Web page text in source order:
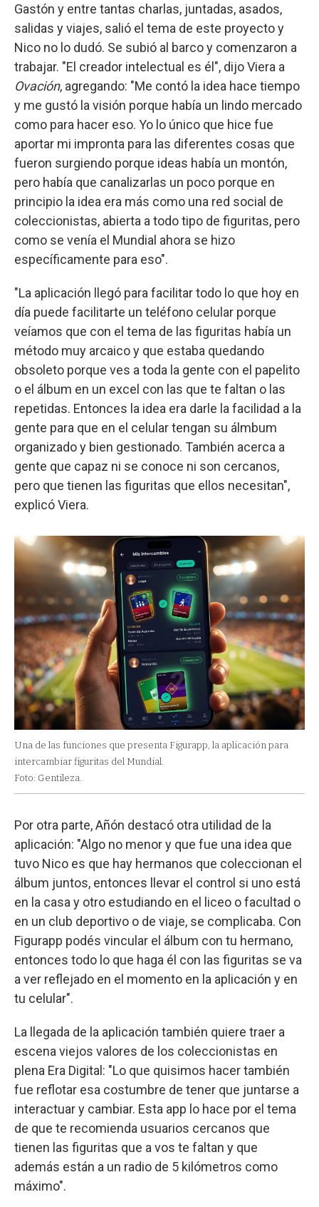
Gastón y entre tantas charlas, juntadas, asados,
salidas y viajes, salió el tema de este proyecto y
Nico no lo dudó. Se subió al barco y comenzaron a
trabajar. "El creador intelectual es él", dijo Viera a
Ovación, agregando: "Me contó la idea hace tiempo
y me gustó la visión porque había un lindo mercado
como para hacer eso. Yo lo único que hice fue
aportar mi impronta para las diferentes cosas que
fueron surgiendo porque ideas había un montón,
pero había que canalizarlas un poco porque en
principio la idea era más como una red social de
coleccionistas, abierta a todo tipo de figuritas, pero
como se venía el Mundial ahora se hizo
específicamente para eso".
"La aplicación llegó para facilitar todo lo que hoy en
día puede facilitarte un teléfono celular porque
veíamos que con el tema de las figuritas había un
método muy arcaico y que estaba quedando
obsoleto porque ves a toda la gente con el papelito
o el álbum en un excel con las que te faltan o las
repetidas. Entonces la idea era darle la facilidad a la
gente para que en el celular tengan su álmbum
organizado y bien gestionado. También acerca a
gente que capaz ni se conoce ni son cercanos,
pero que tienen las figuritas que ellos necesitan",
explicó Viera.
Una de las funciones que presenta Figurapp, la aplicación para
intercambiar figuritas del Mundial.
Foto: Gentileza.
Por otra parte, Añón destacó otra utilidad de la
aplicación: "Algo no menor y que fue una idea que
tuvo Nico es que hay hermanos que coleccionan el
álbum juntos, entonces llevar el control si uno está
en la casa y otro estudiando en el liceo o facultad o
en un club deportivo o de viaje, se complicaba. Con
Figurapp podés vincular el álbum con tu hermano,
entonces todo lo que haga él con las figuritas se va
a ver reflejado en el momento en la aplicación y en
tu celular".
La llegada de la aplicación también quiere traer a
escena viejos valores de los coleccionistas en
plena Era Digital: "Lo que quisimos hacer también
fue reflotar esa costumbre de tener que juntarse a
interactuar y cambiar. Esta app lo hace por el tema
de que te recomienda usuarios cercanos que
tienen las figuritas que a vos te faltan y que
además están a un radio de 5 kilómetros como
máximo".